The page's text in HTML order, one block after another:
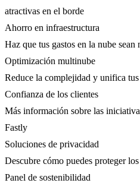
atractivas en el borde
Ahorro en infraestructura
Haz que tus gastos en la nube sean
Optimización multinube
Reduce la complejidad y unifica
Confianza de los clientes
Más información sobre las
Fastly
Soluciones de privacidad
Descubre cómo puedes proteger
Panel de sostenibilidad